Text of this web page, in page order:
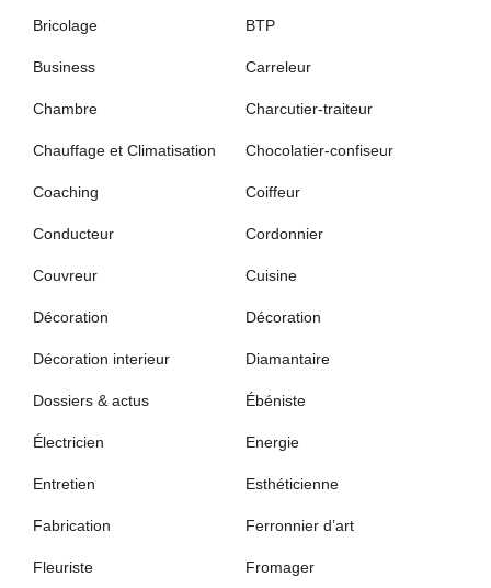
Bricolage BTP
Business Carreleur
Chambre Charcutier-traiteur
Chauffage et Climatisation Chocolatier-confiseur
Coaching Coiffeur
Conducteur Cordonnier
Couvreur Cuisine
Décoration Décoration
Décoration interieur Diamantaire
Dossiers & actus Ébéniste
Électricien Energie
Entretien Esthéticienne
Fabrication Ferronnier d’art
Fleuriste Fromager